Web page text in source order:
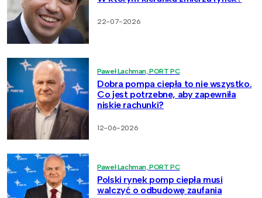
22-07-2026
Paweł Lachman, PORT PC
Dobra pompa ciepła to nie wszystko.
Co jest potrzebne, aby zapewniła
niskie rachunki?
12-06-2026
Paweł Lachman, PORT PC
Polski rynek pomp ciepła musi
walczyć o odbudowę zaufania